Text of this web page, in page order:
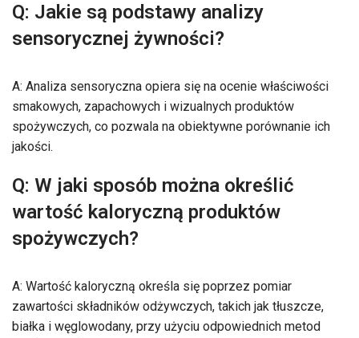
Q: Jakie są podstawy analizy
sensorycznej żywności?
A: Analiza sensoryczna opiera się na ocenie właściwości
smakowych, zapachowych i wizualnych produktów
spożywczych, co pozwala na obiektywne porównanie ich
jakości.
Q: W jaki sposób można określić
wartość kaloryczną produktów
spożywczych?
A: Wartość kaloryczną określa się poprzez pomiar
zawartości składników odżywczych, takich jak tłuszcze,
białka i węglowodany, przy użyciu odpowiednich metod